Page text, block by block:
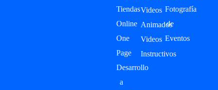
Tiendas
Online
One
Page
Desarrollo
a
Videos
Animados
Videos
Instructivos
Fotografía
de
Eventos